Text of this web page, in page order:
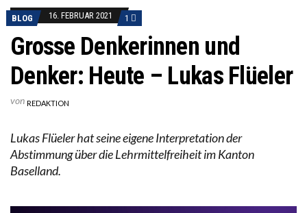
BLOG 16. FEBRUAR 2021 1
Grosse Denkerinnen und
Denker: Heute – Lukas Flüeler
von REDAKTION
Lukas Flüeler hat seine eigene Interpretation der
Abstimmung über die Lehrmittelfreiheit im Kanton
Baselland.